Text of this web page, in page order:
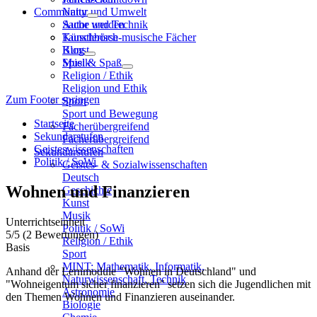
Natur und Umwelt
Sache und Technik
Künstlerisch-musische Fächer
Kunst
Musik
Religion / Ethik
Religion und Ethik
Sport
Sport und Bewegung
Fächerübergreifend
Fächerübergreifend
Sekundarstufen
Geistes- & Sozialwissenschaften
Deutsch
Geschichte
Kunst
Musik
Politik / SoWi
Religion / Ethik
Sport
MINT: Mathematik, Informatik,
Naturwissenschaft, Technik
Astronomie
Biologie
Community
Autor werden
Tauschbörse
Blog
Spiel & Spaß
Zum Footer springen
Startseite
Sekundarstufen
Geisteswissenschaften
Politik / SoWi
Wohnen und Finanzieren
Unterrichtseinheit
5/5 (2 Bewertungen)
Basis
Anhand der Lernmodule "Wohnen in Deutschland" und
"Wohneigentum sicher finanzieren" setzen sich die Jugendlichen mit
den Themen Wohnen und Finanzieren auseinander.